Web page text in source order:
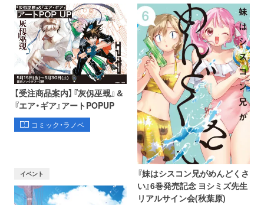
【受注商品案内】『灰仭巫覡』＆
『エア・ギア』アートPOPUP
コミック・ラノベ
『妹はシスコン兄がめんどくさ
い』6巻発売記念 ヨシミズ先生
リアルサイン会(秋葉原)
イベント